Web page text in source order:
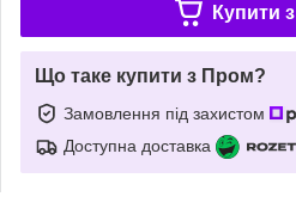
Купити з
Що таке купити з Пром?
Замовлення під захистом
Доступна доставка